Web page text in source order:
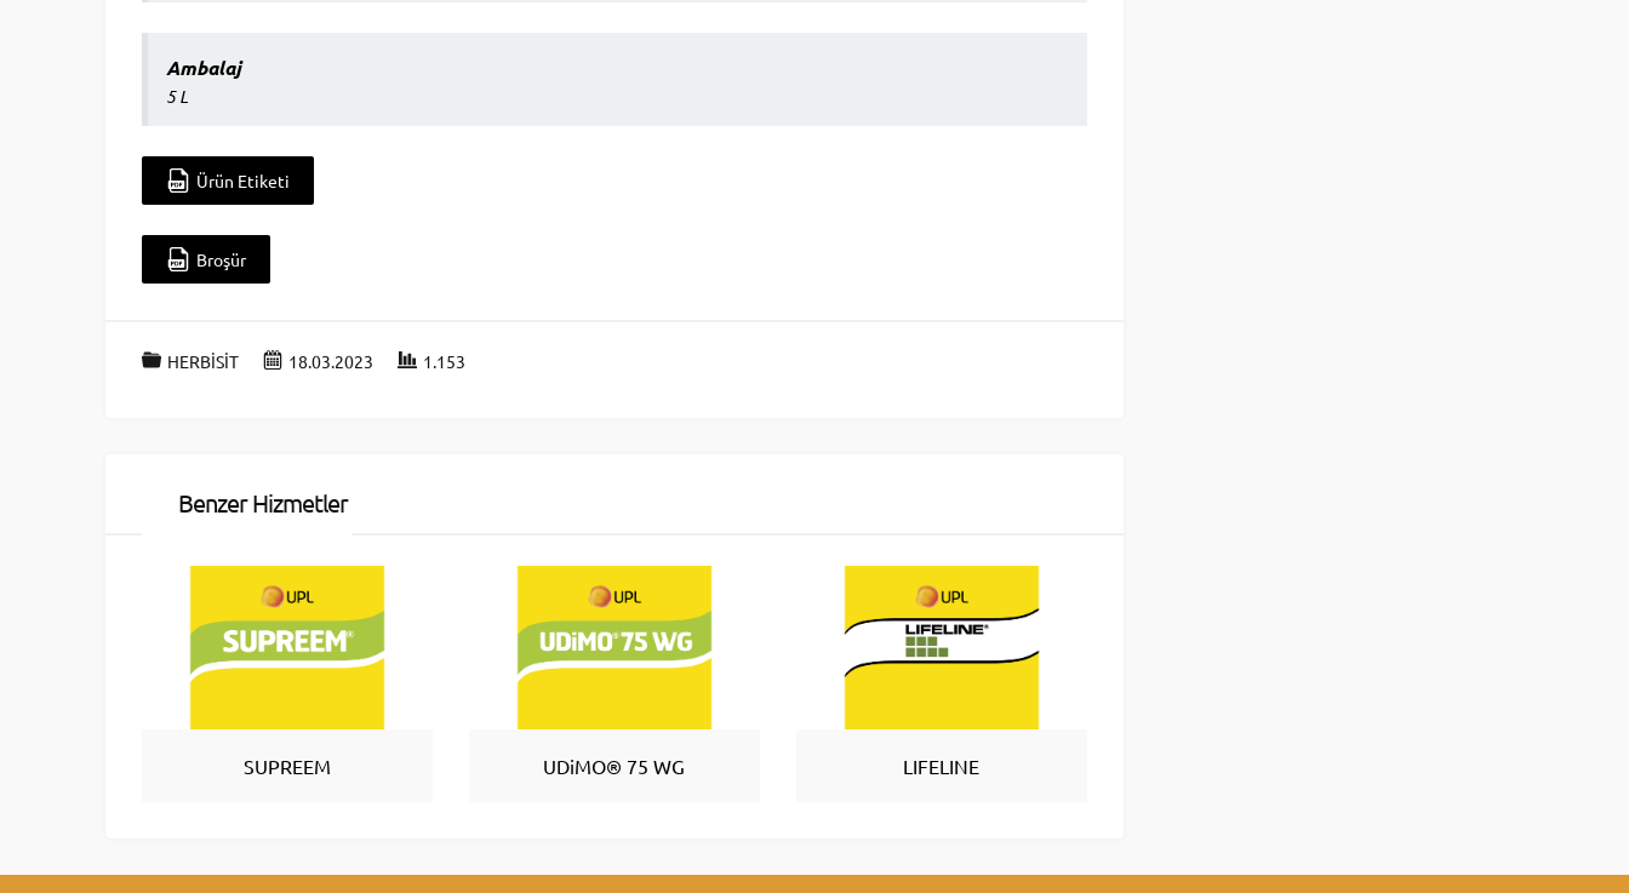
Ambalaj
5 L
Ürün Etiketi
Broşür
HERBİSİT 18.03.2023 1.153
Benzer Hizmetler
SUPREEM UDiMO® 75 WG LIFELINE